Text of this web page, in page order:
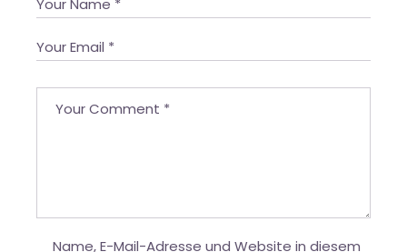
Name, E-Mail-Adresse und Website in diesem